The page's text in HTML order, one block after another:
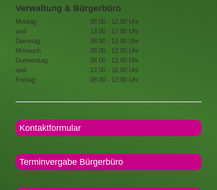
Verwaltung & Bürgerbüro
Montag
08.00 - 12.00 Uhr
und
13.00 - 17.00 Uhr
Dienstag
08.00 - 12.00 Uhr
Mittwoch
08.00 - 12.00 Uhr
Donnerstag
08.00 - 12.00 Uhr
und
13.00 - 16.00 Uhr
Freitag
08.00 - 12:00 Uhr
Kontaktformular
Terminvergabe Bürgerbüro